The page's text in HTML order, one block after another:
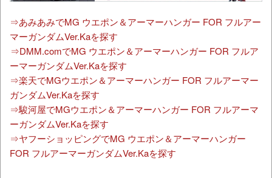
⇒あみあみでMG ウエポン＆アーマーハンガー FOR フルアー
マーガンダムVer.Kaを探す
⇒DMM.comでMG ウエポン＆アーマーハンガー FOR フルア
ーマーガンダムVer.Kaを探す
⇒楽天でMGウエポン＆アーマーハンガー FOR フルアーマー
ガンダムVer.Kaを探す
⇒駿河屋でMGウエポン＆アーマーハンガー FOR フルアーマ
ーガンダムVer.Kaを探す
⇒ヤフーショッピングでMG ウエポン＆アーマーハンガー
FOR フルアーマーガンダムVer.Kaを探す